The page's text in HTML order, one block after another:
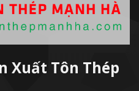
Xuất Tôn Thép